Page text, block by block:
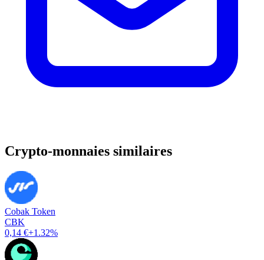
Crypto-monnaies similaires
Cobak Token
CBK
0,14 €+1.32%